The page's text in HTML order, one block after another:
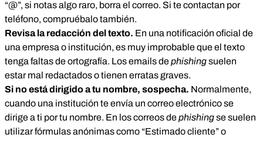
“@”, si notas algo raro, borra el correo. Si te contactan por
teléfono, compruébalo también.
Revisa la redacción del texto. En una notificación oficial de
una empresa o institución, es muy improbable que el texto
tenga faltas de ortografía. Los emails dephishingsuelen
estar mal redactados o tienen erratas graves.
Si no está dirigido a tu nombre, sospecha. Normalmente,
cuando una institución te envía un correo electrónico se
dirige a ti por tu nombre. En los correos dephishingse suelen
utilizar fórmulas anónimas como “Estimado cliente” o